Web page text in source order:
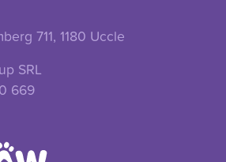
711, 1180 Uccle
SRL
669